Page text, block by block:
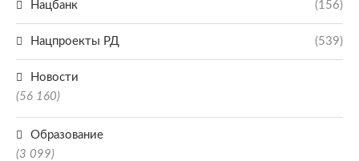
Нацбанк (156)
Нацпроекты РД (539)
Новости
(56 160)
Образование
(3 099)